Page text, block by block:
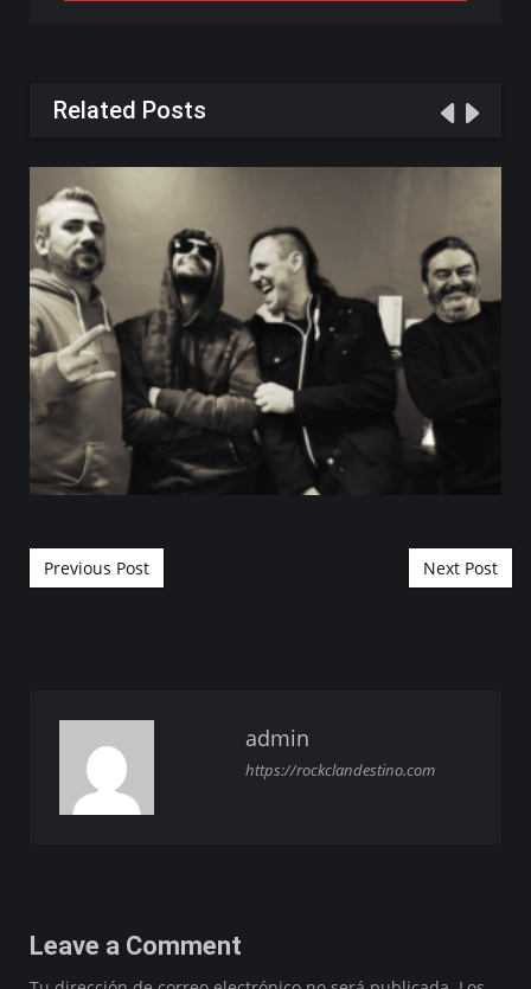
Related Posts
Post navigation
Previous Post Next Post
admin
https://rockclandestino.com
Leave a Comment